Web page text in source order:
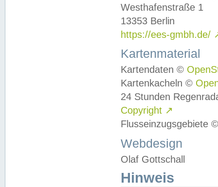
Westhafenstraße 1
13353 Berlin
https://ees-gmbh.de/
Kartenmaterial
Kartendaten ©
Kartenkacheln ©
24 Stunden
Copyright ↗
Flusseinzugsgebiete
Webdesign
Olaf Gottschall
Hinweis